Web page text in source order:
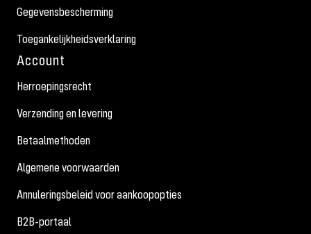
Gegevensbescherming
Toegankelijkheidsverklaring
Account
Herroepingsrecht
Verzending en levering
Betaalmethoden
Algemene voorwaarden
Annuleringsbeleid voor aankoopopties
B2B-portaal